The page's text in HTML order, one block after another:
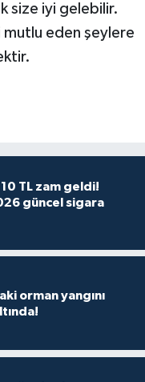
size iyi gelebilir.
mutlu eden şeylere
TL zam geldi!
güncel sigara
orman yangını